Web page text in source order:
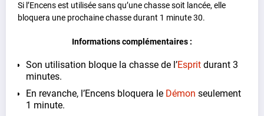
Si l’Encens est utilisée sans qu’une chasse soit lancée, elle
bloquera une prochaine chasse durant 1 minute 30.
Informations complémentaires :
Son utilisation bloque la chasse de l’Espritdurant 3
minutes.
En revanche, l’Encens bloquera le Démon seulement
1 minute.